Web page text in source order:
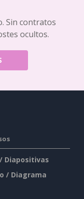
Sin contratos
ocultos.
Diapositivas
/ Diagrama